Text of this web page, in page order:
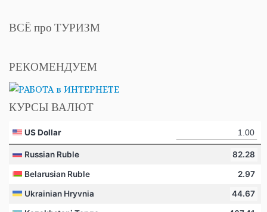
ВСЁ про ТУРИЗМ
РЕКОМЕНДУЕМ
КУРСЫ ВАЛЮТ